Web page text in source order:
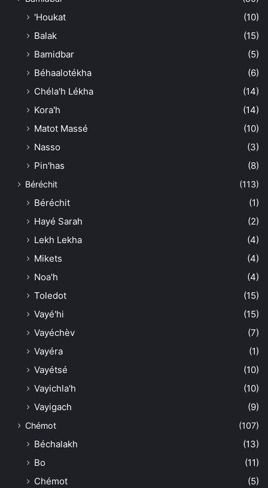
'Houkat
(10)
Balak
(15)
Bamidbar
(5)
Béhaalotékha
(6)
Chéla'h Lékha
(14)
Kora'h
(14)
Matot Massé
(10)
Nasso
(3)
Pin'has
(8)
Béréchit (113)
Béréchit
(1)
Hayé Sarah
(2)
Lekh Lekha
(4)
Mikets
(4)
Noa'h
(4)
Toledot
(15)
Vayé'hi
(15)
Vayéchèv
(7)
Vayéra
(1)
Vayétsé
(10)
Vayichla'h
(10)
Vayigach
(9)
Chémot (107)
Béchalakh
(13)
Bo
(11)
Chémot
(5)